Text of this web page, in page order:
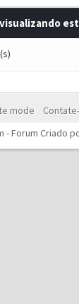
mode
- Forum Criado